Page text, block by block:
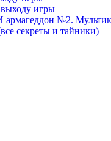
игры
№2. Мультик
секреты и тайники)